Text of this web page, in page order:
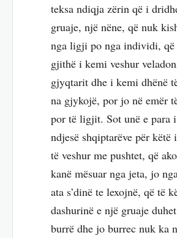
teksa ndiqja zërin që i
gruaje, një nëne, që nuk
nga ligji po nga individi, që
gjithë i kemi veshur
gjyqtarit dhe i kemi dhënë
na gjykojë, por jo në emër
por të ligjit. Sot unë e para
ndjesë shqiptarëve për këtë
të veshur me pushtet, që
kanë mësuar nga jeta, jo
ata s’dinë te lexojnë, që të
dashurinë e një gruaje
burrë dhe jo burrec nuk ka